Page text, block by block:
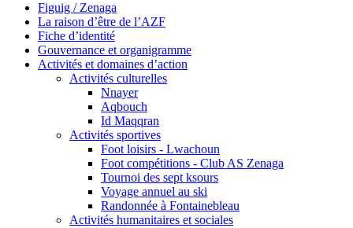
Figuig / Zenaga
La raison d’être de l’AZF
Fiche d’identité
Gouvernance et organigramme
Activités et domaines d’action
Activités culturelles
Nnayer
Aqbouch
Id Maqqran
Activités sportives
Foot loisirs - Lwachoun
Foot compétitions - Club AS Zenaga
Tournoi des sept ksours
Voyage annuel au ski
Randonnée à Fontainebleau
Activités humanitaires et sociales